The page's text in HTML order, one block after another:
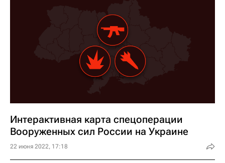
Интерактивная карта спецоперации
Вооруженных сил России на Украине
22 июня 2022, 17:18